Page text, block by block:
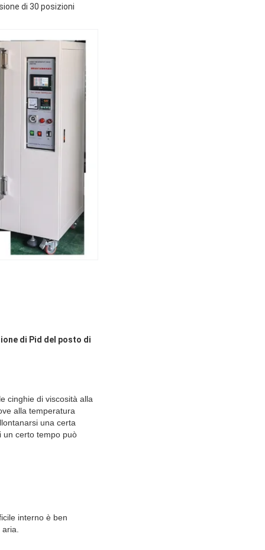
di 30 posizioni
di Pid del posto di
cinghie di viscosità alla
alla temperatura
una certa
un certo tempo può
interno è ben